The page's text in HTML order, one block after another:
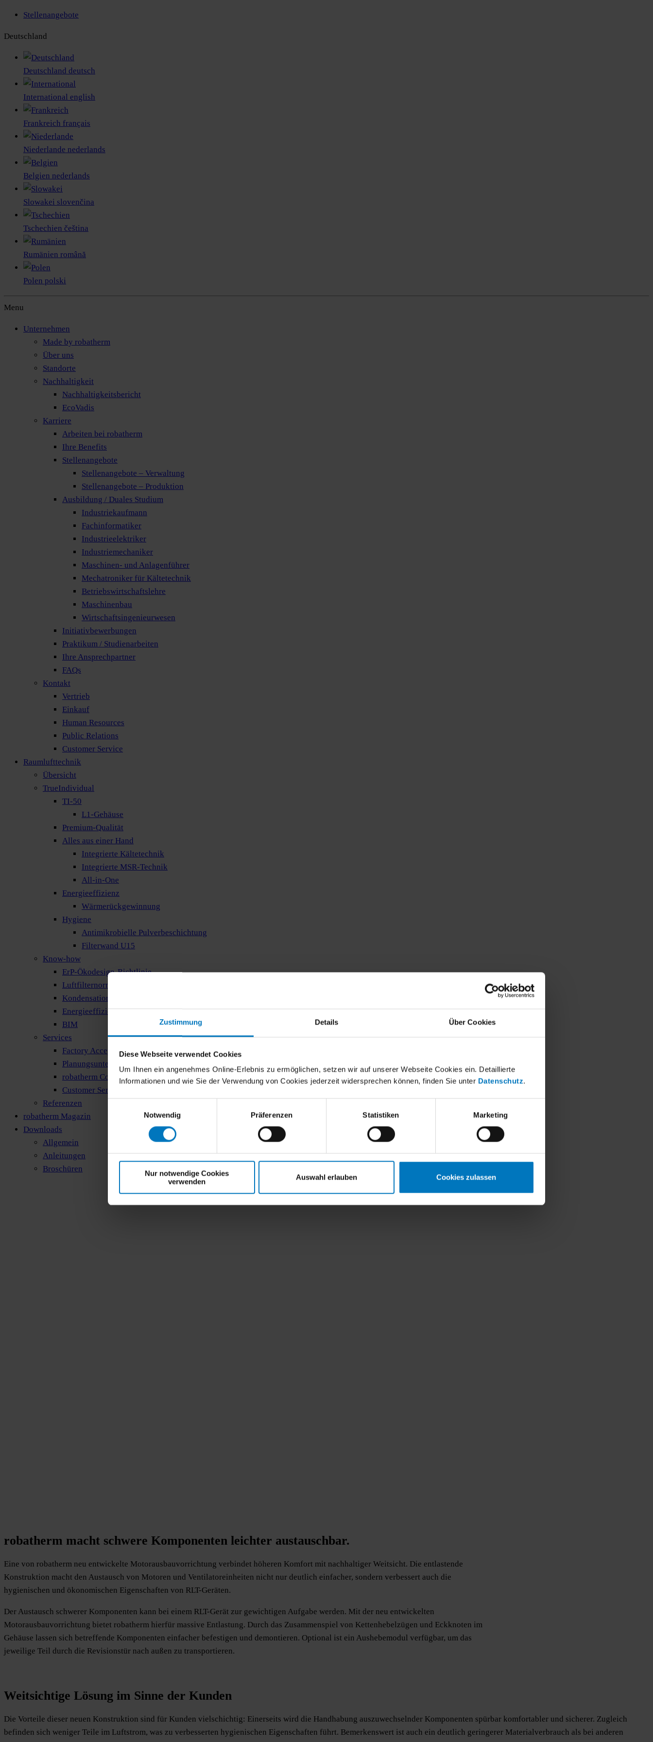
Zustimmung Details Über Cookies
Diese Webseite verwendet Cookies
Um Ihnen ein angenehmes Online-Erlebnis zu ermöglichen, setzen wir auf unserer Webseite Cookies ein. Detaillierte
Informationen und wie Sie der Verwendung von Cookies jederzeit widersprechen können, finden Sie unter Datenschutz.
Notwendig
Präferenzen Statistiken Marketing
Nur notwendige Cookies
verwenden
Auswahl erlauben Cookies zulassen
Stellenangebote
Deutschland
Deutschland deutsch
International english
Frankreich français
Niederlande nederlands
Belgien nederlands
Slowakei slovenčina
Tschechien čeština
Rumänien română
Polen polski
Menu
Unternehmen
Made by robatherm
Über uns
Standorte
Nachhaltigkeit
Nachhaltigkeitsbericht
EcoVadis
Karriere
Arbeiten bei robatherm
Ihre Benefits
Stellenangebote
Stellenangebote – Verwaltung
Stellenangebote – Produktion
Ausbildung / Duales Studium
Industriekaufmann
Fachinformatiker
Industrieelektriker
Industriemechaniker
Maschinen- und Anlagenführer
Mechatroniker für Kältetechnik
Betriebswirtschaftslehre
Maschinenbau
Wirtschaftsingenieurwesen
Initiativbewerbungen
Praktikum / Studienarbeiten
Ihre Ansprechpartner
FAQs
Kontakt
Vertrieb
Einkauf
Human Resources
Public Relations
Customer Service
Raumlufttechnik
Übersicht
TrueIndividual
TI-50
L1-Gehäuse
Premium-Qualität
Alles aus einer Hand
Integrierte Kältetechnik
Integrierte MSR-Technik
All-in-One
Energieeffizienz
Wärmerückgewinnung
Hygiene
Antimikrobielle Pulverbeschichtung
Filterwand U15
Know-how
ErP-Ökodesign-Richtlinie
Luftfilternorm
Kondensationsgefahr
Energieeffizienzlabel
BIM
Services
Factory Acceptance Test
Planungsunterstützung
robatherm Connect
Customer Service
Referenzen
robatherm Magazin
Downloads
Allgemein
Anleitungen
Broschüren
robatherm macht schwere Komponenten leichter austauschbar.
Eine von robatherm neu entwickelte Motorausbauvorrichtung verbindet höheren Komfort mit nachhaltiger Weitsicht. Die entlastende
Konstruktion macht den Austausch von Motoren und Ventilatoreinheiten nicht nur deutlich einfacher, sondern verbessert auch die
hygienischen und ökonomischen Eigenschaften von RLT-Geräten.
Der Austausch schwerer Komponenten kann bei einem RLT-Gerät zur gewichtigen Aufgabe werden. Mit der neu entwickelten
Motorausbauvorrichtung bietet robatherm hierfür massive Entlastung. Durch das Zusammenspiel von Kettenhebelzügen und Eckknoten im
Gehäuse lassen sich betreffende Komponenten einfacher befestigen und demontieren. Optional ist ein Aushebemodul verfügbar, um das
jeweilige Teil durch die Revisionstür nach außen zu transportieren.
Weitsichtige Lösung im Sinne der Kunden
Die Vorteile dieser neuen Konstruktion sind für Kunden vielschichtig: Einerseits wird die Handhabung auszuwechselnder Komponenten spürbar komfortabler und sicherer. Zugleich
befinden sich weniger Teile im Luftstrom, was zu verbesserten hygienischen Eigenschaften führt. Bemerkenswert ist auch ein deutlich geringerer Materialverbrauch als bei anderen